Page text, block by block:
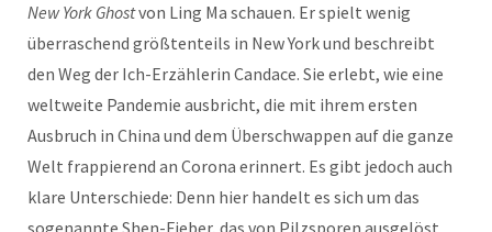
New York Ghostvon Ling Ma schauen. Er spielt wenig
überraschend größtenteils in New York und beschreibt
den Weg der Ich-Erzählerin Candace. Sie erlebt, wie eine
weltweite Pandemie ausbricht, die mit ihrem ersten
Ausbruch in China und dem Überschwappen auf die ganze
Welt frappierend an Corona erinnert. Es gibt jedoch auch
klare Unterschiede: Denn hier handelt es sich um das